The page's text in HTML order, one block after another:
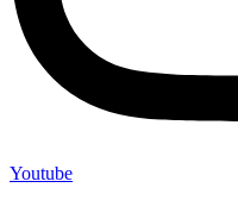
Youtube